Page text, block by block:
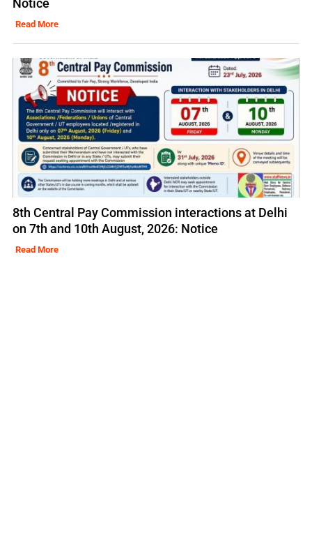
Notice
Read More
8th Central Pay Commission interactions at Delhi
on 7th and 10th August, 2026: Notice
Read More